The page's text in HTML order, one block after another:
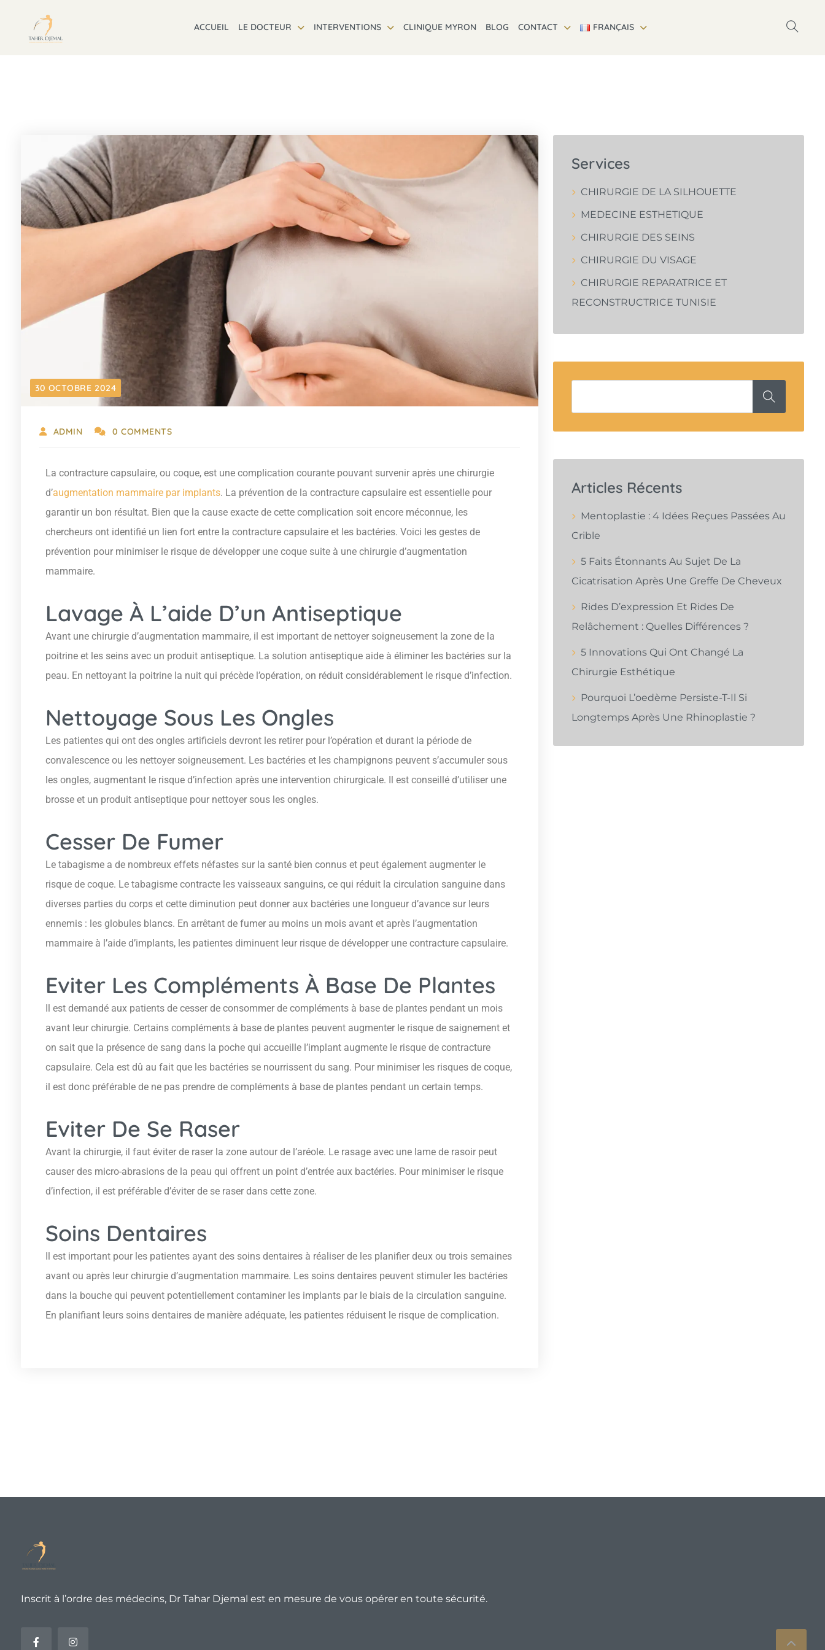
ACCUEIL LE DOCTEUR INTERVENTIONS CLINIQUE MYRON BLOG CONTACT FRANÇAIS
30 OCTOBRE 2024
ADMIN 0 COMMENTS
La contracture capsulaire, ou coque, est une complication courante pouvant survenir après une chirurgie
d’augmentation mammaire par implants. La prévention de la contracture capsulaire est essentielle pour
garantir un bon résultat. Bien que la cause exacte de cette complication soit encore méconnue, les
chercheurs ont identifié un lien fort entre la contracture capsulaire et les bactéries. Voici les gestes de
prévention pour minimiser le risque de développer une coque suite à une chirurgie d’augmentation
mammaire.
Lavage À L’aide D’un Antiseptique
Avant une chirurgie d’augmentation mammaire, il est important de nettoyer soigneusement la zone de la
poitrine et les seins avec un produit antiseptique. La solution antiseptique aide à éliminer les bactéries sur la
peau. En nettoyant la poitrine la nuit qui précède l’opération, on réduit considérablement le risque d’infection.
Nettoyage Sous Les Ongles
Les patientes qui ont des ongles artificiels devront les retirer pour l’opération et durant la période de
convalescence ou les nettoyer soigneusement. Les bactéries et les champignons peuvent s’accumuler sous
les ongles, augmentant le risque d’infection après une intervention chirurgicale. Il est conseillé d’utiliser une
brosse et un produit antiseptique pour nettoyer sous les ongles.
Cesser De Fumer
Le tabagisme a de nombreux effets néfastes sur la santé bien connus et peut également augmenter le
risque de coque. Le tabagisme contracte les vaisseaux sanguins, ce qui réduit la circulation sanguine dans
diverses parties du corps et cette diminution peut donner aux bactéries une longueur d’avance sur leurs
ennemis : les globules blancs. En arrêtant de fumer au moins un mois avant et après l’augmentation
mammaire à l’aide d’implants, les patientes diminuent leur risque de développer une contracture capsulaire.
Eviter Les Compléments À Base De Plantes
Il est demandé aux patients de cesser de consommer de compléments à base de plantes pendant un mois
avant leur chirurgie. Certains compléments à base de plantes peuvent augmenter le risque de saignement et
on sait que la présence de sang dans la poche qui accueille l’implant augmente le risque de contracture
capsulaire. Cela est dû au fait que les bactéries se nourrissent du sang. Pour minimiser les risques de coque,
il est donc préférable de ne pas prendre de compléments à base de plantes pendant un certain temps.
Eviter De Se Raser
Avant la chirurgie, il faut éviter de raser la zone autour de l’aréole. Le rasage avec une lame de rasoir peut
causer des micro-abrasions de la peau qui offrent un point d’entrée aux bactéries. Pour minimiser le risque
d’infection, il est préférable d’éviter de se raser dans cette zone.
Soins Dentaires
Il est important pour les patientes ayant des soins dentaires à réaliser de les planifier deux ou trois semaines
avant ou après leur chirurgie d’augmentation mammaire. Les soins dentaires peuvent stimuler les bactéries
dans la bouche qui peuvent potentiellement contaminer les implants par le biais de la circulation sanguine.
En planifiant leurs soins dentaires de manière adéquate, les patientes réduisent le risque de complication.
Services
CHIRURGIE DE LA SILHOUETTE
MEDECINE ESTHETIQUE
CHIRURGIE DES SEINS
CHIRURGIE DU VISAGE
CHIRURGIE REPARATRICE ET
RECONSTRUCTRICE TUNISIE
Articles Récents
Mentoplastie : 4 Idées Reçues Passées Au
Crible
5 Faits Étonnants Au Sujet De La
Cicatrisation Après Une Greffe De Cheveux
Rides D’expression Et Rides De
Relâchement : Quelles Différences ?
5 Innovations Qui Ont Changé La
Chirurgie Esthétique
Pourquoi L’oedème Persiste-T-Il Si
Longtemps Après Une Rhinoplastie ?
Inscrit à l’ordre des médecins, Dr Tahar Djemal est en mesure de vous opérer en toute sécurité.